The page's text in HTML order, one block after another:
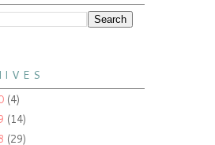
I V E S
(4)
(14)
(29)